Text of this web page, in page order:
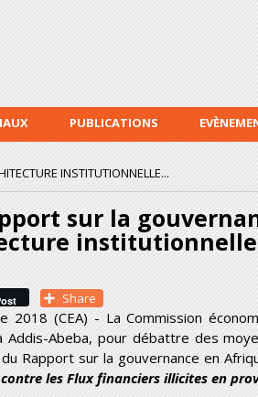
PUBLICATIONS
INSTITUTIONNELLE...
sur la
Share
2018 (CEA) - La Commission
Addis-Abeba, pour débattre des
Rapport sur la gouvernance en
les Flux financiers illicites en